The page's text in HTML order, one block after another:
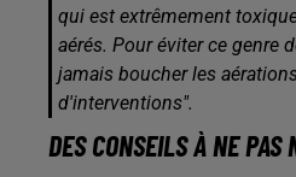
qui est extrêmement
aérés. Pour éviter ce genre
jamais boucher les
d'interventions".
DES CONSEILS À NE PAS